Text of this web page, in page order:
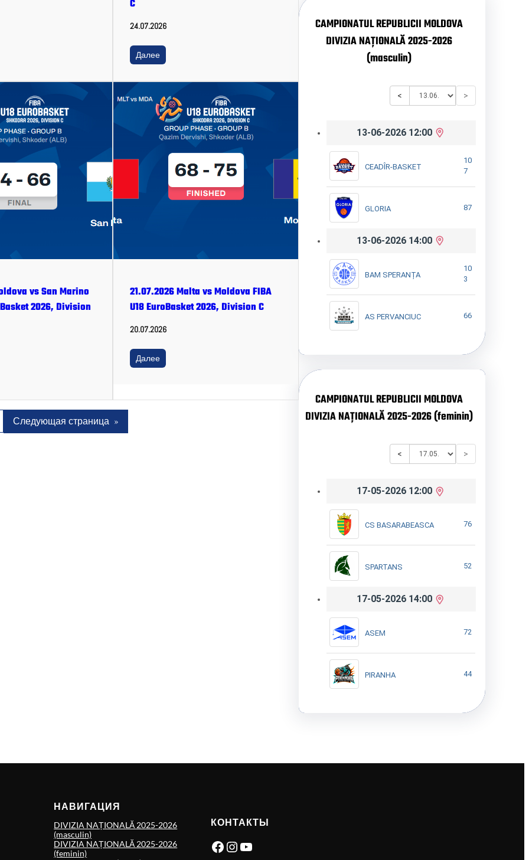
C
24.07.2026
Далее
vs San Marino
2026, Division
21.07.2026 Malta vs Moldova FIBA
U18 EuroBasket 2026, Division C
20.07.2026
Далее
Следующая страница »
CAMPIONATUL REPUBLICII MOLDOVA
DIVIZIA NAȚIONALĂ 2025-2026
(masculin)
< >
13-06-2026 12:00
CEADÎR-BASKET
10
7
GLORIA 87
13-06-2026 14:00
BAM SPERANȚA
10
3
AS PERVANCIUC 66
CAMPIONATUL REPUBLICII MOLDOVA
DIVIZIA NAȚIONALĂ 2025-2026 (feminin)
< >
17-05-2026 12:00
CS BASARABEASCA 76
SPARTANS 52
17-05-2026 14:00
ASEM 72
PIRANHA 44
НАВИГАЦИЯ
DIVIZIA NAȚIONALĂ 2025-2026
(masculin)
DIVIZIA NAȚIONALĂ 2025-2026
(feminin)
КОНТАКТЫ
Facebook Instagram YouTube